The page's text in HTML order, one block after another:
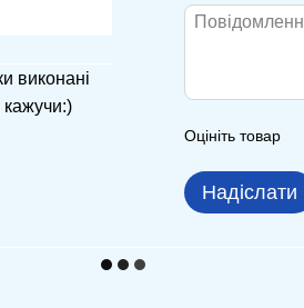
виконані
кажучи:)
Оцініть товар
Надіслати